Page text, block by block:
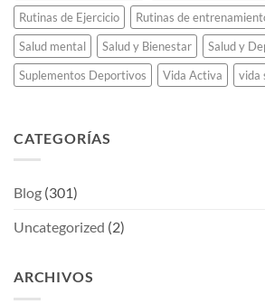
Rutinas de Ejercicio
Rutinas de
Salud mental
Salud y Bienestar
Salud y
Suplementos Deportivos
Vida Activa vida
CATEGORÍAS
Blog (301)
Uncategorized (2)
ARCHIVOS